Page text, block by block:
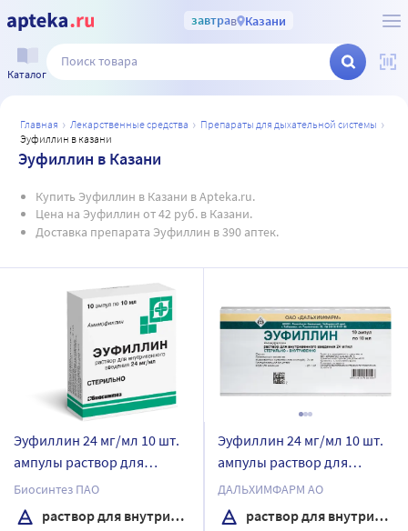
завтрав Казани
Каталог
главная лекарственные средства
препараты для дыхательной системы
эуфиллин в казани
Эуфиллин в Казани
Купить Эуфиллин в Казани в Apteka.ru.
Цена на Эуфиллин от 42 руб. в Казани.
Доставка препарата Эуфиллин в 390 аптек.
Эуфиллин 24 мг/мл 10 шт.
ампулы раствор для
внутривенного введения
10 мл
Биосинтез ПАО
раствор для внутривенного введения
Эуфиллин 24 мг/мл 10 шт.
ампулы раствор для
внутривенного введения
10 мл
ДАЛЬХИМФАРМ АО
раствор для внутривенного введения